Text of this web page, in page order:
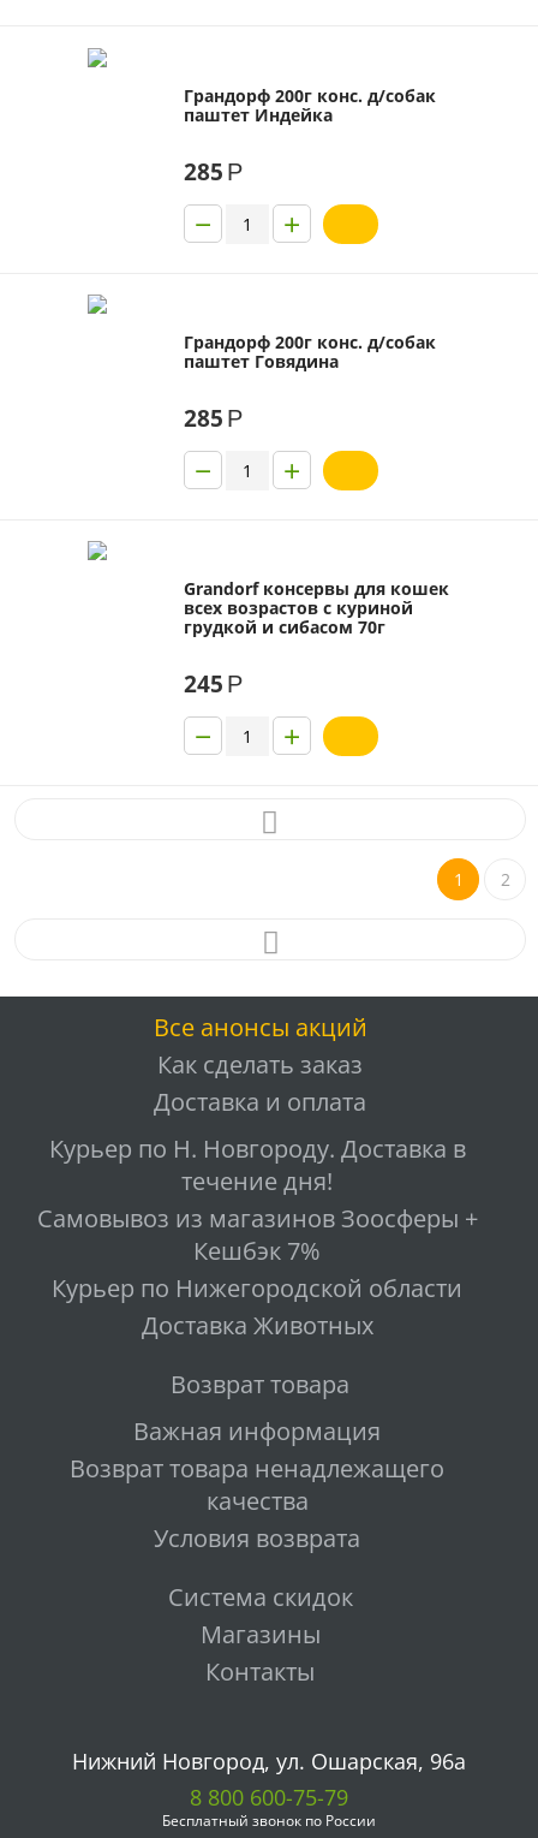
Грандорф 200г конс. д/собак
паштет Индейка
285 Р
+
−
Грандорф 200г конс. д/собак
паштет Говядина
285 Р
+
−
Grandorf консервы для кошек
всех возрастов с куриной
грудкой и сибасом 70г
245 Р
+
−
1 2
Все анонсы акций
Как сделать заказ
Доставка и оплата
Курьер по Н. Новгороду. Доставка в
течение дня!
Самовывоз из магазинов Зоосферы +
Кешбэк 7%
Курьер по Нижегородской области
Доставка Животных
Возврат товара
Важная информация
Возврат товара ненадлежащего
качества
Условия возврата
Система скидок
Магазины
Контакты
Нижний Новгород, ул. Ошарская, 96а
8 800 600-75-79
Бесплатный звонок по России